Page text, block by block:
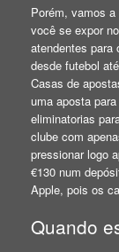
Porém, vamos
você se expor
atendentes para
desde futebol
Casas de
uma aposta
eliminatorias
clube com
pressionar logo
€130 num
Apple, pois os
Quando